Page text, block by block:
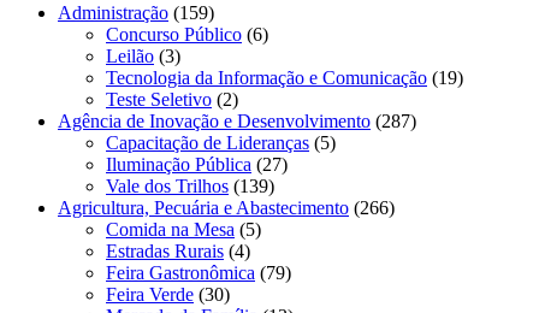
Administração (159)
Concurso Público (6)
Leilão (3)
Tecnologia da Informação e Comunicação (19)
Teste Seletivo (2)
Agência de Inovação e Desenvolvimento (287)
Capacitação de Lideranças (5)
Iluminação Pública (27)
Vale dos Trilhos (139)
Agricultura, Pecuária e Abastecimento (266)
Comida na Mesa (5)
Estradas Rurais (4)
Feira Gastronômica (79)
Feira Verde (30)